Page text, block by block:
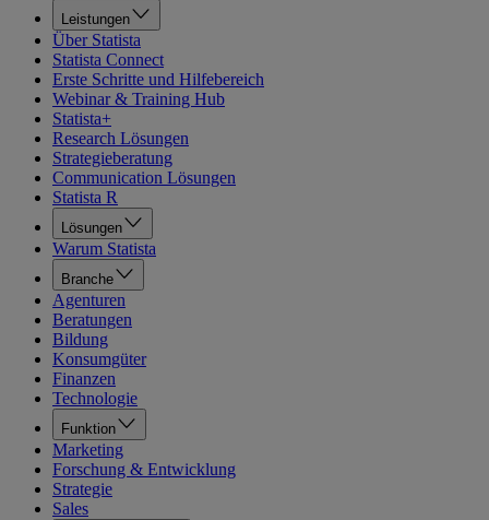
Leistungen
Über Statista
Statista Connect
Erste Schritte und Hilfebereich
Webinar & Training Hub
Statista+
Research Lösungen
Strategieberatung
Communication Lösungen
Statista R
Lösungen
Warum Statista
Branche
Agenturen
Beratungen
Bildung
Konsumgüter
Finanzen
Technologie
Funktion
Marketing
Forschung & Entwicklung
Strategie
Sales